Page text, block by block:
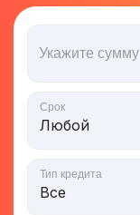
Укажите сумму
Срок
Тип кредита